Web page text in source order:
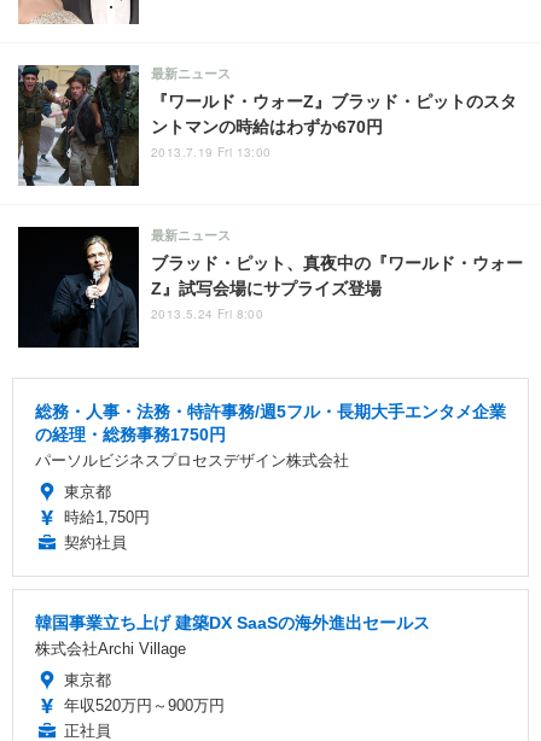
『ワールド・ウォーZ』ブラッド・ピットのスタ
ントマンの時給はわずか670円
最新ニュース
2013.7.19 Fri 13:00
ブラッド・ピット、真夜中の『ワールド・ウォー
Z』試写会場にサプライズ登場
最新ニュース
2013.5.24 Fri 8:00
総務・人事・法務・特許事務/週5フル・長期大手エンタメ企業
の経理・総務事務1750円
パーソルビジネスプロセスデザイン株式会社
東京都
時給1,750円
契約社員
韓国事業立ち上げ 建築DX SaaSの海外進出セールス
株式会社Archi Village
東京都
年収520万円～900万円
正社員